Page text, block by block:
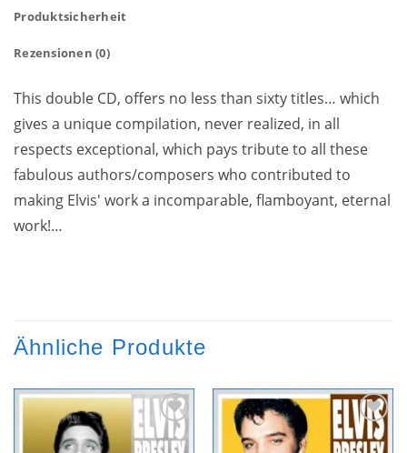
Produktsicherheit
Rezensionen (0)
This double CD, offers no less than sixty titles… which
gives a unique compilation, never realized, in all
respects exceptional, which pays tribute to all these
fabulous authors/composers who contributed to
making Elvis' work a incomparable, flamboyant, eternal
work!…
Ähnliche Produkte
Zur
Wunschliste
Zur
Wunschliste